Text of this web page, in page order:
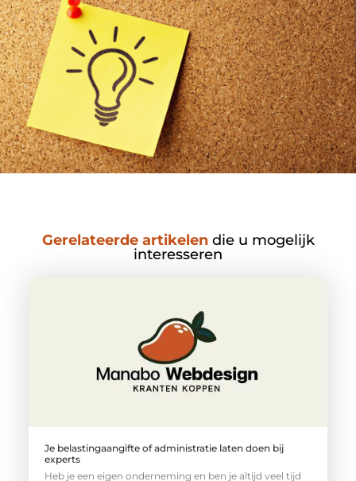
Gerelateerde artikelendie u mogelijk
interesseren
Je belastingaangifte of administratie laten doen bij
experts
Heb je een eigen onderneming en ben je altijd veel tijd